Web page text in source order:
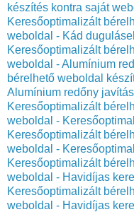
készítés kontra saját
Keresőoptimalizált
weboldal - Kád
Keresőoptimalizált
weboldal - Alumínium
bérelhető weboldal
Alumínium redőny javítás
Keresőoptimalizált
weboldal -
Keresőoptimalizált
weboldal -
Keresőoptimalizált
weboldal - Havidíjas
Keresőoptimalizált
weboldal - Havidíjas